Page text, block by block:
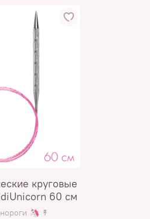
круговые
60 см
🦄 ↟